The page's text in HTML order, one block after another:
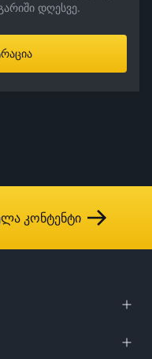
დღესვე.
კონტენტი